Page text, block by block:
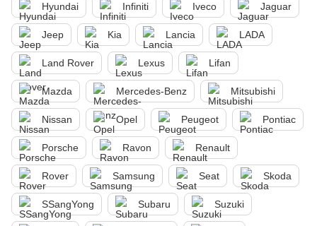
Hyundai Infiniti Iveco Jaguar
Jeep Kia Lancia LADA
Land Rover Lexus Lifan
Mazda Mercedes-Benz Mitsubishi
Nissan Opel Peugeot Pontiac
Porsche Ravon Renault
Rover Samsung Seat Skoda
SSangYong Subaru Suzuki